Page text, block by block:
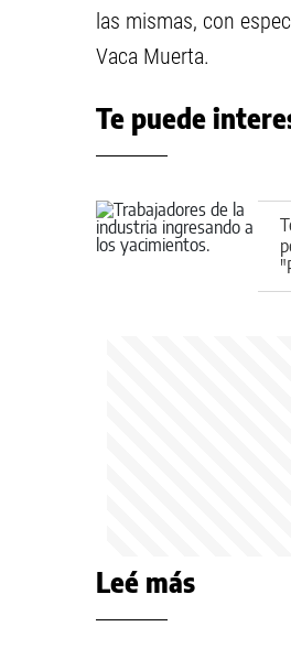
las mismas, con
Vaca Muerta.
Te puede
Leé más